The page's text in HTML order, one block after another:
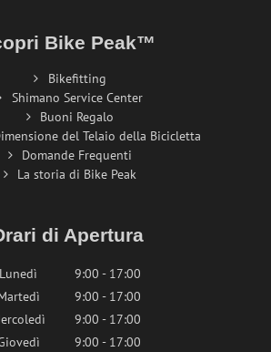
Bike Peak™
Bikefitting
Shimano Service Center
Buoni Regalo
del Telaio della Bicicletta
Domande Frequenti
La storia di Bike Peak
di Apertura
Lunedì
9:00 - 17:00
9:00 - 17:00
9:00 - 17:00
9:00 - 17:00